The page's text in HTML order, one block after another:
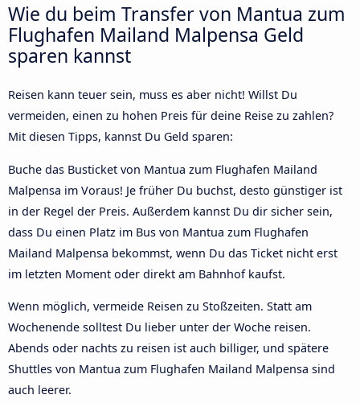
Wie du beim Transfer von Mantua zum
Flughafen Mailand Malpensa Geld
sparen kannst
Reisen kann teuer sein, muss es aber nicht! Willst Du
vermeiden, einen zu hohen Preis für deine Reise zu zahlen?
Mit diesen Tipps, kannst Du Geld sparen:
Buche das Busticket von Mantua zum Flughafen Mailand
Malpensa im Voraus! Je früher Du buchst, desto günstiger ist
in der Regel der Preis. Außerdem kannst Du dir sicher sein,
dass Du einen Platz im Bus von Mantua zum Flughafen
Mailand Malpensa bekommst, wenn Du das Ticket nicht erst
im letzten Moment oder direkt am Bahnhof kaufst.
Wenn möglich, vermeide Reisen zu Stoßzeiten. Statt am
Wochenende solltest Du lieber unter der Woche reisen.
Abends oder nachts zu reisen ist auch billiger, und spätere
Shuttles von Mantua zum Flughafen Mailand Malpensa sind
auch leerer.